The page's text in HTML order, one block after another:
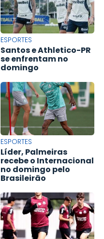
ESPORTES
Santos e Athletico-PR
se enfrentam no
domingo
ESPORTES
Líder, Palmeiras
recebe o Internacional
no domingo pelo
Brasileirão